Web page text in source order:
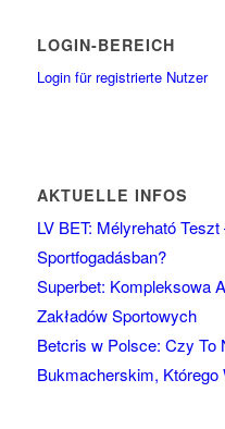
LOGIN-BEREICH
Login für registrierte Nutzer
AKTUELLE INFOS
LV BET: Mélyreható
Sportfogadásban?
Superbet: Kompleksowa
Zakładów Sportowych
Betcris w Polsce: Czy
Bukmacherskim, Którego